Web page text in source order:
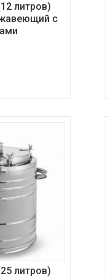
литров)
с
литров)